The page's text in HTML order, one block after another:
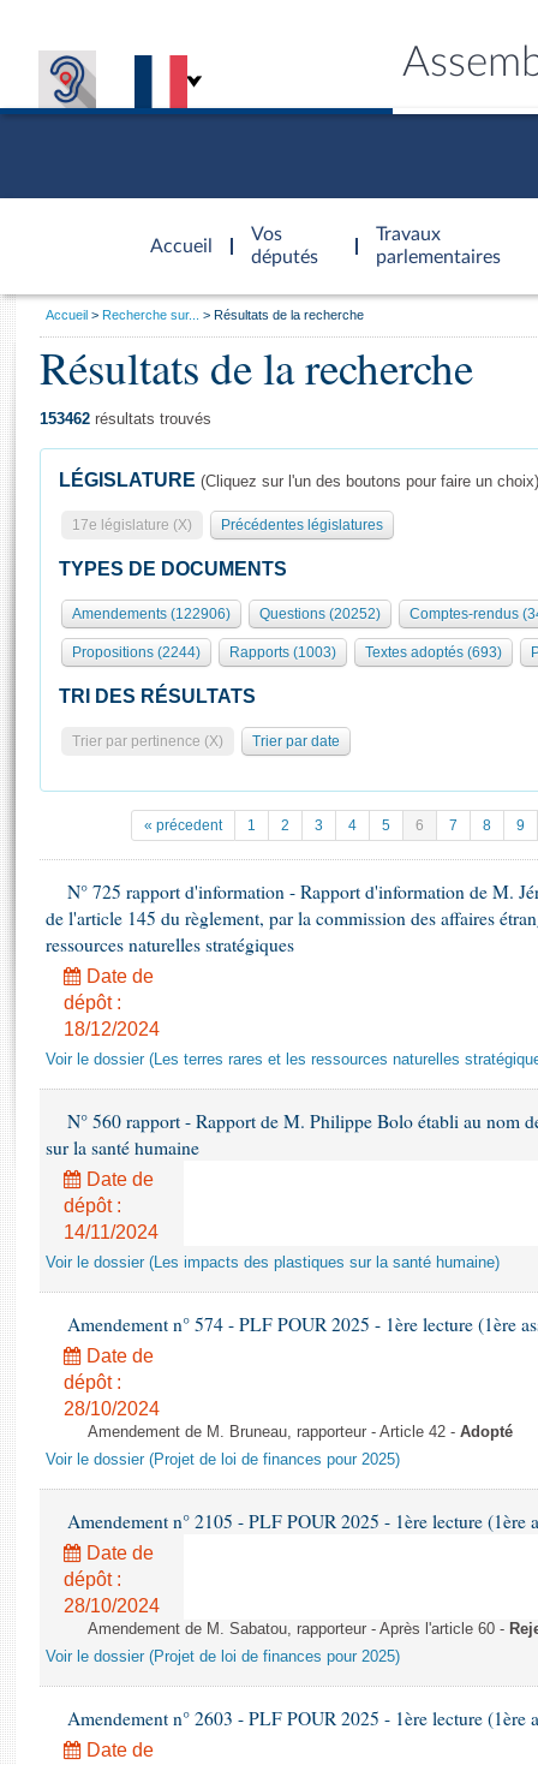
Accueil
d'accueil
Vos
députés
Travaux
parlementaires
Présidence
577 députés
Groupes politiques
Séance publique
Commissions et autres organes
Europe et International
Pétitions
Projets de loi
Propositions de loi
Amendements
Textes adoptés
Rapports d'information
Rapports sur l'application des lois
Baromètre de l’application des lois
Dossiers législatifs
Budget et sécurité sociale
Comptes rendus des débats
Général
Rôle et pouvoirs de l'Assemblée
Organisation de l'Assemblée
Présidence Conférence des Présidents Bureau Collège des
Statistiques et chiffres clés
Documents de référence
( Constitution | Règlement de l'Assemblée ... )
Juniors
Anciennes législatures
Liens vers les sites publics
Visiter l'Assemblée
Visite virtuelle du palais Bourbon
Assister à une séance
La Bibliothèque
Contacts et plan d'accès
Photos libres de droit
Vous
Accueil Recherche sur... Résultats de la recherche
Résultats de la recherche
153462 résultats trouvés
LÉGISLATURE (Cliquez sur l'un des boutons pour faire un choix)
17e législature (X) Précédentes législatures
TYPES DE DOCUMENTS
Amendements (122906) Questions (20252) Comptes-rendus
Propositions (2244) Rapports (1003) Textes adoptés (693)
TRI DES RÉSULTATS
Trier par pertinence (X) Trier par date
« précedent 1 2 3 4 5 6 7 8 9
N° 725 rapport d'information - Rapport d'information de M.
de l'article 145 du règlement, par la commission des affaires
ressources naturelles stratégiques
Date de
dépôt :
18/12/2024
Voir le dossier (Les terres rares et les ressources naturelles
N° 560 rapport - Rapport de M. Philippe Bolo établi au nom
sur la santé humaine
Date de
dépôt :
14/11/2024
Voir le dossier (Les impacts des plastiques sur la santé humaine)
Amendement n° 574 - PLF POUR 2025 - 1ère lecture (1ère
Date de
dépôt :
28/10/2024
Amendement de M. Bruneau, rapporteur - Article 42 - Adopté
Voir le dossier (Projet de loi de finances pour 2025)
Amendement n° 2105 - PLF POUR 2025 - 1ère lecture (1ère
Date de
dépôt :
28/10/2024
Amendement de M. Sabatou, rapporteur - Après l'article 60 -
Voir le dossier (Projet de loi de finances pour 2025)
Amendement n° 2603 - PLF POUR 2025 - 1ère lecture (1ère
Date de